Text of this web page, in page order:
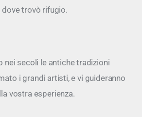
dove trovò rifugio.
nei secoli le antiche tradizioni
i grandi artisti, e vi guideranno
vostra esperienza.